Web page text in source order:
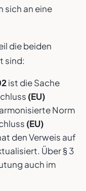
sich an eine
die beiden
sind:
ist die Sache
(EU)
Norm
(EU)
den Verweis auf
Über § 3
auch im